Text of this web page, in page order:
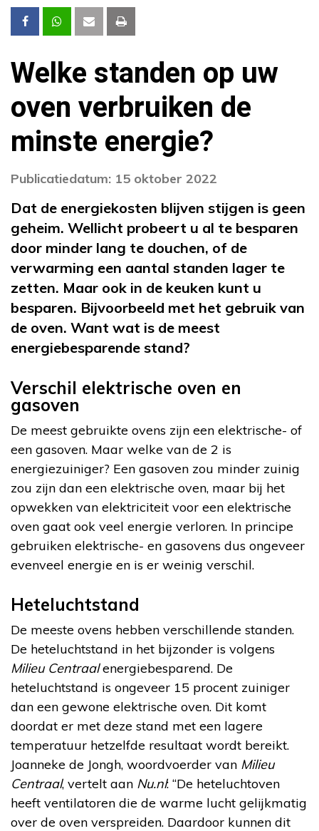
Welke standen op uw
oven verbruiken de
minste energie?
Publicatiedatum: 15 oktober 2022
Dat de energiekosten blijven stijgen is geen
geheim. Wellicht probeert u al te besparen
door minder lang te douchen, of de
verwarming een aantal standen lager te
zetten. Maar ook in de keuken kunt u
besparen. Bijvoorbeeld met het gebruik van
de oven. Want wat is de meest
energiebesparende stand?
Verschil elektrische oven en
gasoven
De meest gebruikte ovens zijn een elektrische- of
een gasoven. Maar welke van de 2 is
energiezuiniger? Een gasoven zou minder zuinig
zou zijn dan een elektrische oven, maar bij het
opwekken van elektriciteit voor een elektrische
oven gaat ook veel energie verloren. In principe
gebruiken elektrische- en gasovens dus ongeveer
evenveel energie en is er weinig verschil.
Heteluchtstand
De meeste ovens hebben verschillende standen.
De heteluchtstand in het bijzonder is volgens
Milieu Centraalenergiebesparend. De
heteluchtstand is ongeveer 15 procent zuiniger
dan een gewone elektrische oven. Dit komt
doordat er met deze stand met een lagere
temperatuur hetzelfde resultaat wordt bereikt.
Joanneke de Jongh, woordvoerder van Milieu
Centraal, vertelt aan Nu.nl: “De heteluchtoven
heeft ventilatoren die de warme lucht gelijkmatig
over de oven verspreiden. Daardoor kunnen dit